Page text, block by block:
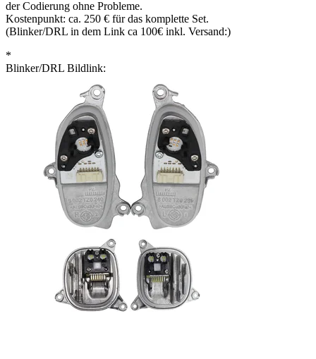
der Codierung ohne Probleme.
Kostenpunkt: ca. 250 € für das komplette Set.
(Blinker/DRL in dem Link ca 100€ inkl. Versand:)
*
Blinker/DRL Bildlink: